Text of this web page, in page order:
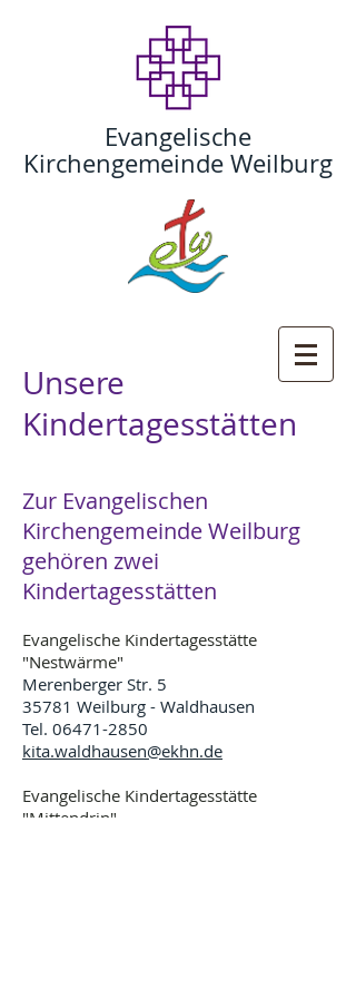
Evangelische
Kirchengemeinde Weilburg
Unsere
Kindertagesstätten
Zur Evangelischen
Kirchengemeinde Weilburg
gehören zwei
Kindertagesstätten
Evangelische Kindertagesstätte
"Nestwärme"
Merenberger Str. 5
35781 Weilburg - Waldhausen
Tel. 06471-2850
kita.waldhausen@ekhn.de
Evangelische Kindertagesstätte
"Mittendrin"